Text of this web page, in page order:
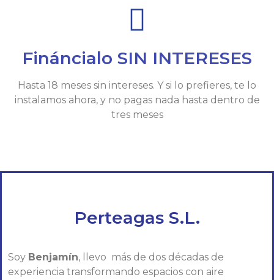
Fináncialo SIN INTERESES
Hasta 18 meses sin intereses. Y si lo prefieres, te lo
instalamos ahora, y no pagas nada hasta dentro de
tres meses
Perteagas S.L.
Soy Benjamín, llevo más de dos décadas de
experiencia transformando espacios con aire